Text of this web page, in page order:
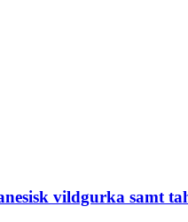
vildgurka samt